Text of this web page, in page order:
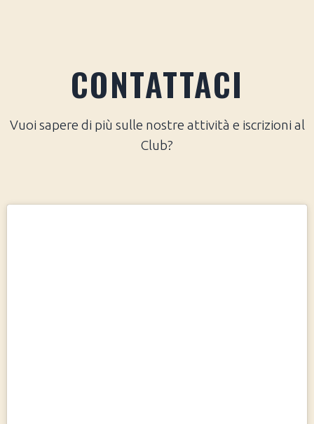
CONTATTACI
Vuoi sapere di più sulle nostre attività e iscrizioni al
Club?